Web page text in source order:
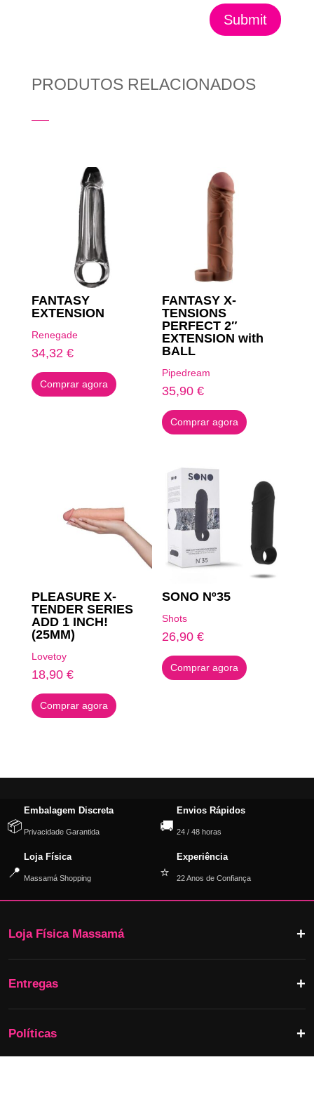
Submit
PRODUTOS RELACIONADOS
FANTASY
EXTENSION
Renegade
34,32 €
Comprar agora
FANTASY X-
TENSIONS
PERFECT 2″
EXTENSION with
BALL
Pipedream
35,90€
Comprar agora
PLEASURE X-
TENDER SERIES
ADD 1 INCH!
(25MM)
Lovetoy
18,90 €
Comprar agora
SONO Nº35
Shots
26,90€
Comprar agora
📦
Embalagem Discreta
Privacidade Garantida 🚚
Envios Rápidos
24 / 48 horas
📍
Loja Física
Massamá Shopping ⭐
Experiência
22 Anos de Confiança
Loja Física Massamá
Entregas
Políticas